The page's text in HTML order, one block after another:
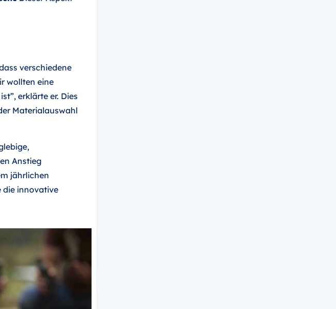
verschiedene
wollten eine
erklärte er. Dies
Materialauswahl
Anstieg
jährlichen
die innovative